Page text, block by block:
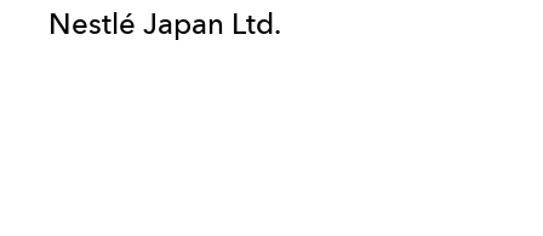
Nestlé Japan Ltd.